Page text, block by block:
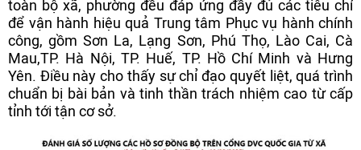
toàn bộ xã, phường đều đáp ứng đầy đủ các tiêu chí
để vận hành hiệu quả Trung tâm Phục vụ hành chính
công, gồm Sơn La, Lạng Sơn, Phú Thọ, Lào Cai, Cà
Mau,TP. Hà Nội, TP. Huế, TP. Hồ Chí Minh và Hưng
Yên. Điều này cho thấy sự chỉ đạo quyết liệt, quá trình
chuẩn bị bài bản và tinh thần trách nhiệm cao từ cấp
tỉnh tới tận cơ sở.